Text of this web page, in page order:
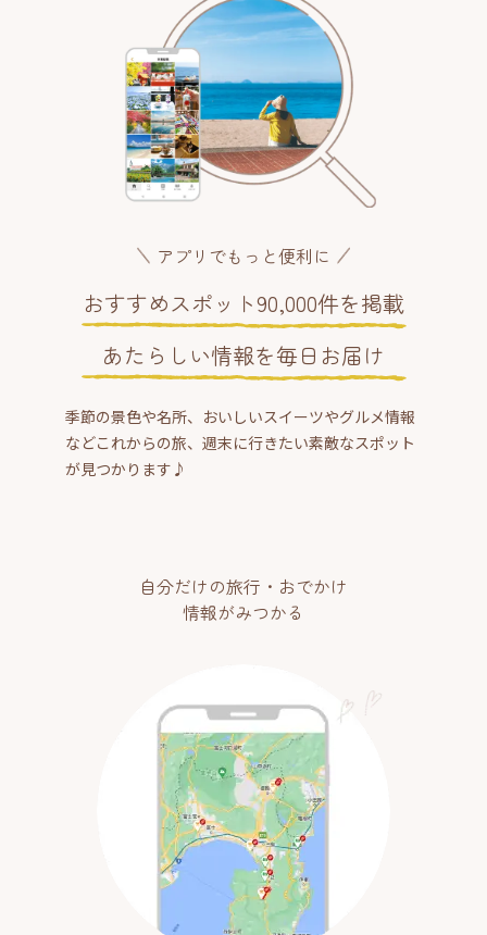
アプリでもっと便利に
おすすめスポット90,000件を掲載
あたらしい情報を毎日お届け
季節の景色や名所、おいしいスイーツやグルメ情報
などこれからの旅、週末に行きたい素敵なスポット
が見つかります♪
自分だけの旅行・おでかけ
情報がみつかる